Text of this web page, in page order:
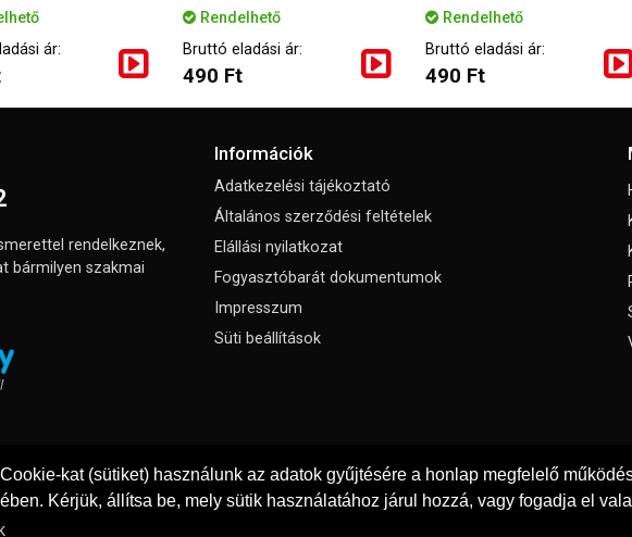
kat (sütiket) használunk az adatok gyűjtésére a honlap megfelelő
Kérjük, állítsa be, mely sütik használatához járul hozzá, vagy fogadja el
ár:
Rendelhető
Bruttó eladási ár:
490 Ft
Rendelhető
Bruttó eladási ár:
490 Ft
rendelkeznek,
bármilyen szakmai
Információk
Adatkezelési tájékoztató
Általános szerződési feltételek
Elállási nyilatkozat
Fogyasztóbarát dokumentumok
Impresszum
Süti beállítások
© Copyright 2026Padola Kft.Minden jog fenntartva!